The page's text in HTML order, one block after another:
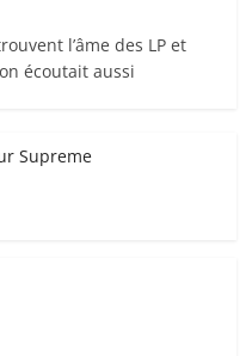
l’âme des LP et
écoutait aussi
Supreme